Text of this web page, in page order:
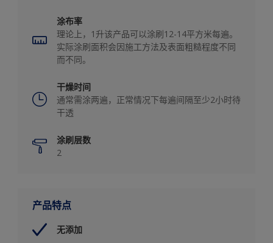
涂布率
理论上，1升该产品可以涂刷12-14平方米每遍。
实际涂刷面积会因施工方法及表面粗糙程度不同
而不同。
干燥时间
通常需涂两遍，正常情况下每遍间隔至少2小时待
干透
涂刷层数
2
产品特点
无添加